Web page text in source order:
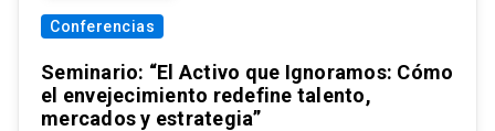
Conferencias
Seminario: “El Activo que Ignoramos: Cómo
el envejecimiento redefine talento,
mercados y estrategia”